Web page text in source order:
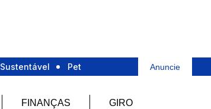
Sustentável Pet Anuncie
FINANÇAS GIRO